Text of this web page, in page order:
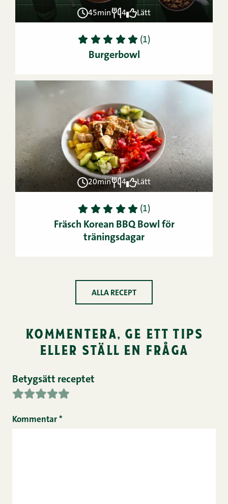
45min 4 Lätt
1 2 3 4 5 (1)
Burgerbowl
20min 4 Lätt
1 2 3 4 5 (1)
Fräsch Korean BBQ Bowl för
träningsdagar
ALLA RECEPT
kommentera, ge ett tips
eller ställ en fråga
Betygsätt receptet
Kommentar *